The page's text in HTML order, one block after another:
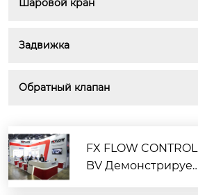
Шаровой кран
Задвижка
Обратный клапан
FX FLOW CONTROL
BV Демонстрирует